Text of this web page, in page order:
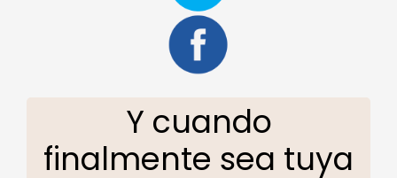
Y cuando
finalmente sea tuya